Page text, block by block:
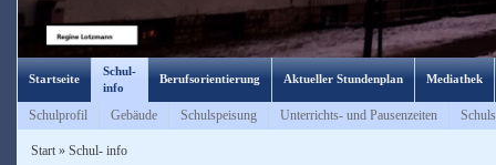
Startseite
Schul-
info
Berufsorientierung Aktueller Stundenplan Mediathek
Schulprofil Gebäude Schulspeisung Unterrichts- und Pausenzeiten
Start» Schul- info